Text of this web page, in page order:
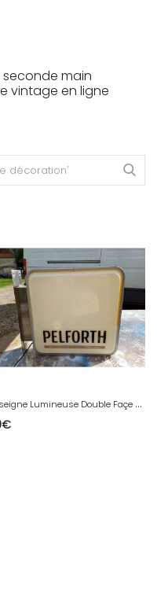
main
vintage en ligne
E
nseigne Lumineuse Double Façe Pelforth
€